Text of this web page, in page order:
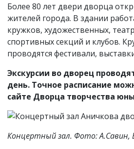
Более 80 лет двери дворца
жителей города. В здании
кружков, художественных,
спортивных секций и клубов.
проводятся фестивали,
Экскурсии во дворец
день. Точное расписание
сайте Дворца творчества
Концертный зал. Фото: А.Савин,